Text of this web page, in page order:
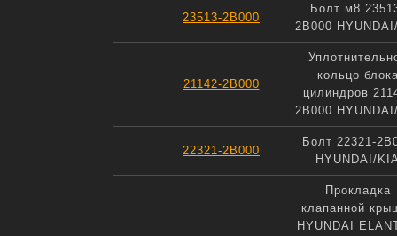
23513-2B000
Болт м8
2B000
21142-2B000
кольцо
цилиндров
2B000
22321-2B000
Болт 22321-
HYUNDAI/
Прокладка
клапанной
HYUNDAI